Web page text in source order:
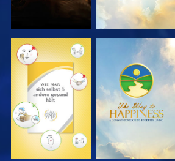
ANSEHEN ANSEHEN